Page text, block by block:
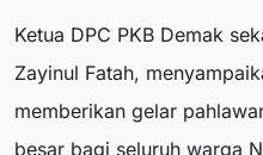
Ketua DPC PKB Demak
Zayinul Fatah,
memberikan gelar
besar bagi seluruh warga